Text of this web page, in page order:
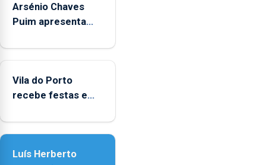
Arsénio Chaves
Puim apresenta
de Vila do Porto
Vila do Porto
recebe festas em
Senhora da
Luís Herberto